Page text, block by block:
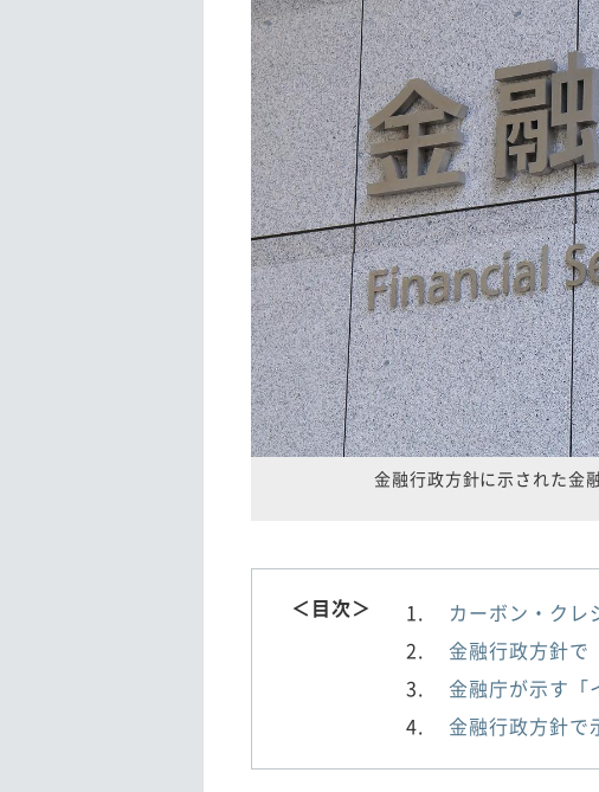
金融行政方針に示された金
＜目次＞
カーボン・クレ
金融行政方針で
金融庁が示す「
金融行政方針で